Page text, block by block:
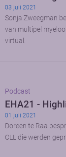
03 juli 2021
Sonja Zweegman
van multipel
virtual.
Podcast
EHA21 -
01 juli 2021
Doreen te Raa
CLL die werden